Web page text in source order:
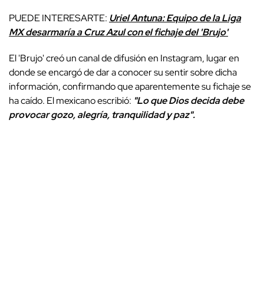
PUEDE INTERESARTE: Uriel Antuna: Equipo de la Liga
MX desarmaría a Cruz Azul con el fichaje del 'Brujo'
El 'Brujo' creó un canal de difusión en Instagram, lugar en
donde se encargó de dar a conocer su sentir sobre dicha
información, confirmando que aparentemente su fichaje se
ha caído. El mexicano escribió: "Lo que Dios decida debe
provocar gozo, alegría, tranquilidad y paz".